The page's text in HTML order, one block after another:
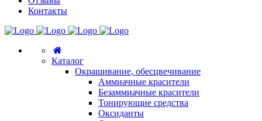
Контакты
Каталог
Окрашивание, обесцвечивание
Аммиачные красители
Безаммиачные красители
Тонирующие средства
Оксиданты